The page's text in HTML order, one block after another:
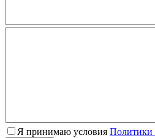
Я принимаю условия Политики